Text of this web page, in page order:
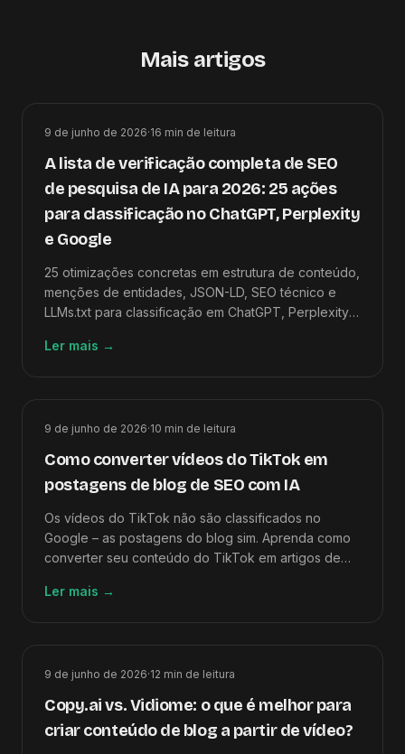
Mais artigos
9 de junho de 2026·16 min de leitura
A lista de verificação completa de SEO
de pesquisa de IA para 2026: 25 ações
para classificação no ChatGPT, Perplexity
e Google
25 otimizações concretas em estrutura de conteúdo,
menções de entidades, JSON-LD, SEO técnico e
LLMs.txt para classificação em ChatGPT, Perplexity,
Ler mais →
9 de junho de 2026·10 min de leitura
Como converter vídeos do TikTok em
postagens de blog de SEO com IA
Os vídeos do TikTok não são classificados no
Google – as postagens do blog sim. Aprenda como
converter seu conteúdo do TikTok em artigos de
Ler mais →
9 de junho de 2026·12 min de leitura
Copy.ai vs. Vidiome: o que é melhor para
criar conteúdo de blog a partir de vídeo?